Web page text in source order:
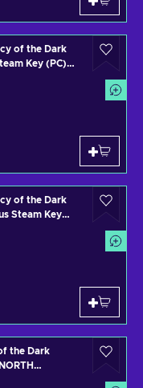
of the Dark
Key (PC)
of the Dark
Steam Key
the Dark